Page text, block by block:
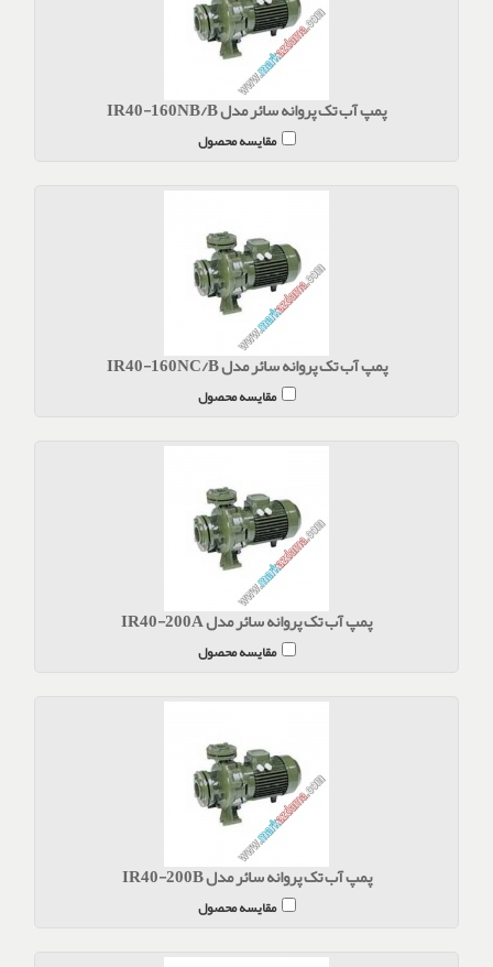
پمپ آب تک پروانه سائر مدل IR40-160NB/B
مقایسه محصول
پمپ آب تک پروانه سائر مدل IR40-160NC/B
مقایسه محصول
پمپ آب تک پروانه سائر مدل IR40-200A
مقایسه محصول
پمپ آب تک پروانه سائر مدل IR40-200B
مقایسه محصول